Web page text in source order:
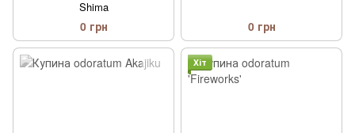
Shima
0 грн 0 грн
Хіт